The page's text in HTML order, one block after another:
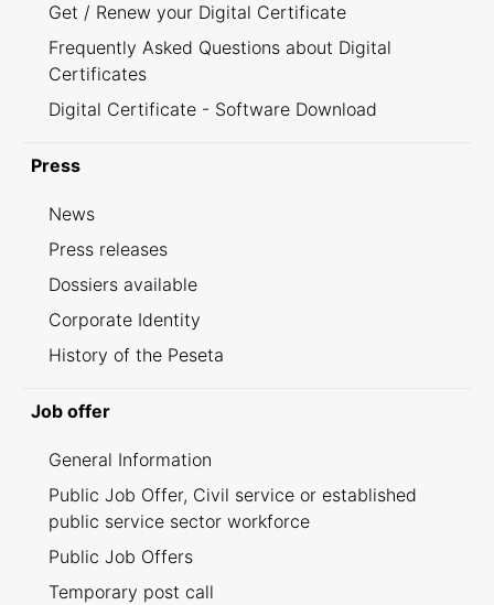
Get / Renew your Digital Certificate
Frequently Asked Questions about Digital
Certificates
Digital Certificate - Software Download
Press
News
Press releases
Dossiers available
Corporate Identity
History of the Peseta
Job offer
General Information
Public Job Offer, Civil service or established
public service sector workforce
Public Job Offers
Temporary post call